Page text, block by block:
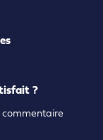
?
commentaire